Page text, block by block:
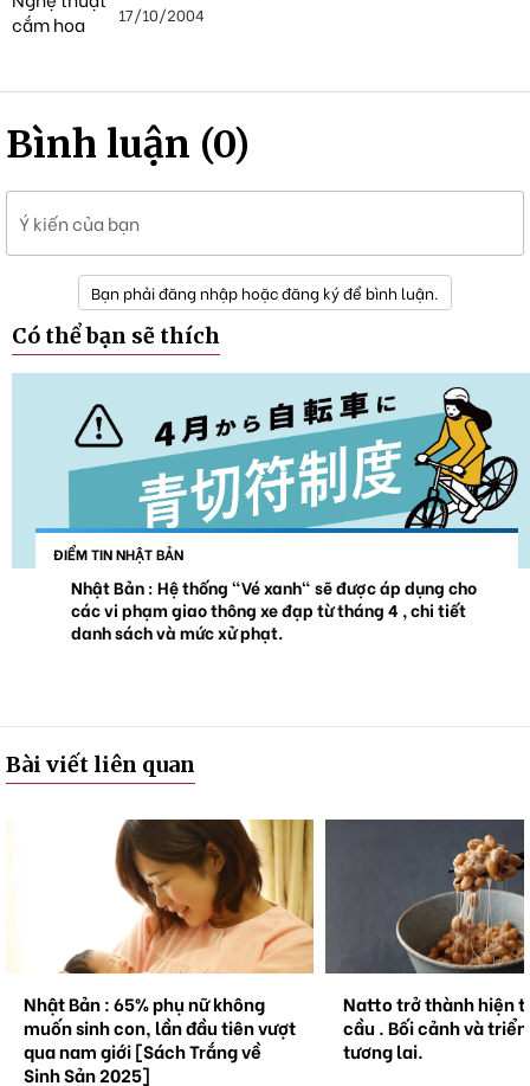
17/10/2004
Bình luận (0)
Ý kiến của bạn
Bạn phải đăng nhập hoặc đăng ký để bình luận.
Có thể bạn sẽ thích
ĐIỂM TIN NHẬT BẢN
Nhật Bản : Hệ thống "Vé xanh" sẽ được áp dụng cho
các vi phạm giao thông xe đạp từ tháng 4 , chi tiết
danh sách và mức xử phạt.
Bài viết liên quan
Nhật Bản : 65% phụ nữ không
muốn sinh con, lần đầu tiên vượt
qua nam giới [Sách Trắng về
Sinh Sản 2025]
Natto trở thành hiện
cầu . Bối cảnh và
tương lai.